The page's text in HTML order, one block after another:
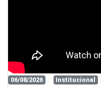
06/08/2026 Institucional